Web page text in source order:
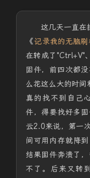
这几天一直在
《记录我的无脑刷
在转成了"Ctrl+V"
固件，前四次都
么花这么大的时
真的找不到自己
件，得要找好多
云2.0来说，第一
间可用内存就降
结果固件奔溃了
不了。后来又转